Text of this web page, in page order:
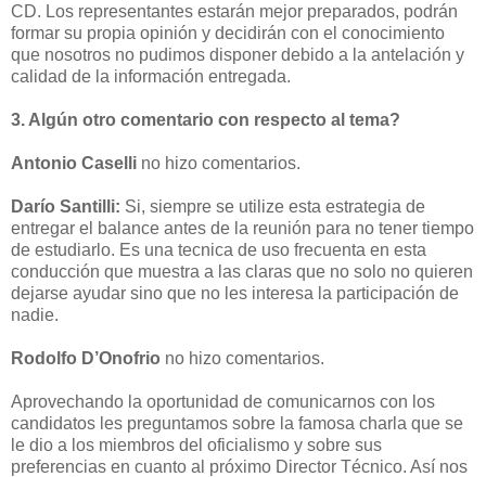
CD. Los representantes estarán mejor preparados, podrán
formar su propia opinión y decidirán con el conocimiento
que nosotros no pudimos disponer debido a la antelación y
calidad de la información entregada.
3. Algún otro comentario con respecto al tema?
Antonio Caselli no hizo comentarios.
Darío Santilli: Si, siempre se utilize esta estrategia de
entregar el balance antes de la reunión para no tener tiempo
de estudiarlo. Es una tecnica de uso frecuenta en esta
conducción que muestra a las claras que no solo no quieren
dejarse ayudar sino que no les interesa la participación de
nadie.
Rodolfo D’Onofrio no hizo comentarios.
Aprovechando la oportunidad de comunicarnos con los
candidatos les preguntamos sobre la famosa charla que se
le dio a los miembros del oficialismo y sobre sus
preferencias en cuanto al próximo Director Técnico. Así nos